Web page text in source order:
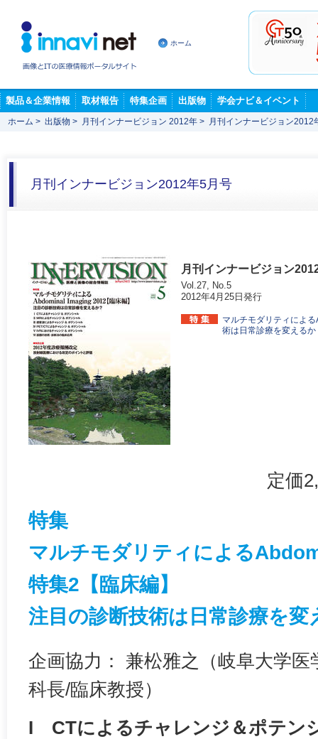
ホーム
製品＆企業情報 取材報告 特集企画 出版物 学会ナビ＆イベント
ホーム > 出版物 > 月刊インナービジョン 2012年 > 月刊インナービジョン2012
月刊インナービジョン2012年5月号
月刊インナービジョン
Vol.27, No.5
2012年4月25日発行
マルチモダリティによ
術は日常診療を変えるか
定価
特集
マルチモダリティによる
特集2【臨床編】
注目の診断技術は日常診療を変
企画協力： 兼松雅之（岐阜大学
科長/臨床教授）
I CTによるチャレンジ＆ポテン